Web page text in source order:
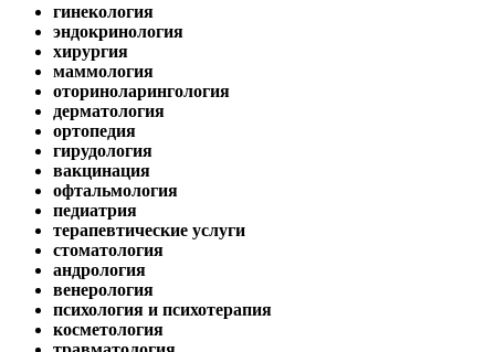
гинекология
эндокринология
хирургия
маммология
оториноларингология
дерматология
ортопедия
гирудология
вакцинация
офтальмология
педиатрия
терапевтические услуги
стоматология
андрология
венерология
психология и психотерапия
косметология